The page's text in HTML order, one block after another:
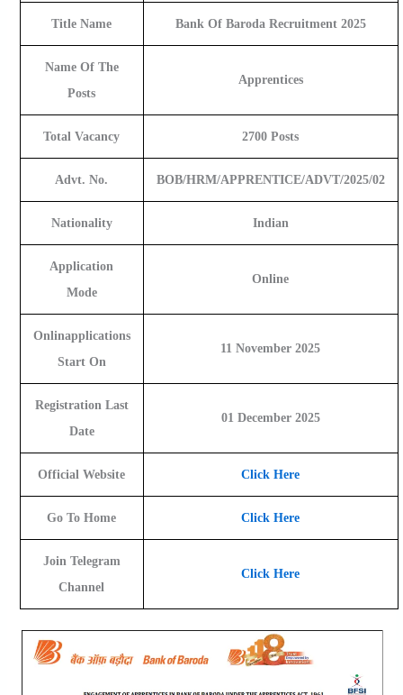
Title Name Bank Of Baroda Recruitment 2025
Name Of The
Posts
Apprentices
Total Vacancy 2700 Posts
Advt. No. BOB/HRM/APPRENTICE/ADVT/2025/02
Nationality Indian
Application
Mode
Online
Onlinapplications
Start On
11 November 2025
Registration Last
Date
01 December 2025
Official Website Click Here
Go To Home Click Here
Join Telegram
Channel
Click Here